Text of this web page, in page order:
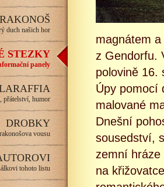
duch našich hor
STEZKY
panely
přátelství, humor
DROBKY
vousu
tohoto listu
magnátem
z Gendorfu.
polovině 16.
Úpy pomocí
malované
Dnešní
sousedství,
zemní hráze
na